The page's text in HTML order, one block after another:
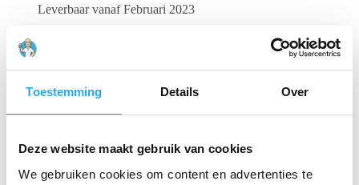
Toestemming Details Over
Deze website maakt gebruik van cookies
We gebruiken cookies om content en advertenties te
Leverbaar vanaf Februari 2023
Gerelateerde producten